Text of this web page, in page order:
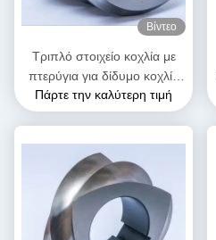
Βίντεο
Τριπλό στοιχείο κοχλία με
πτερύγια για δίδυμο κοχλία
εξώθησης | Ανταλλακτικό
OEM για μηχανή εξώθησης
Πάρτε την καλύτερη τιμή